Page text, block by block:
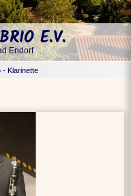
E.V.
Endorf
- Klarinette